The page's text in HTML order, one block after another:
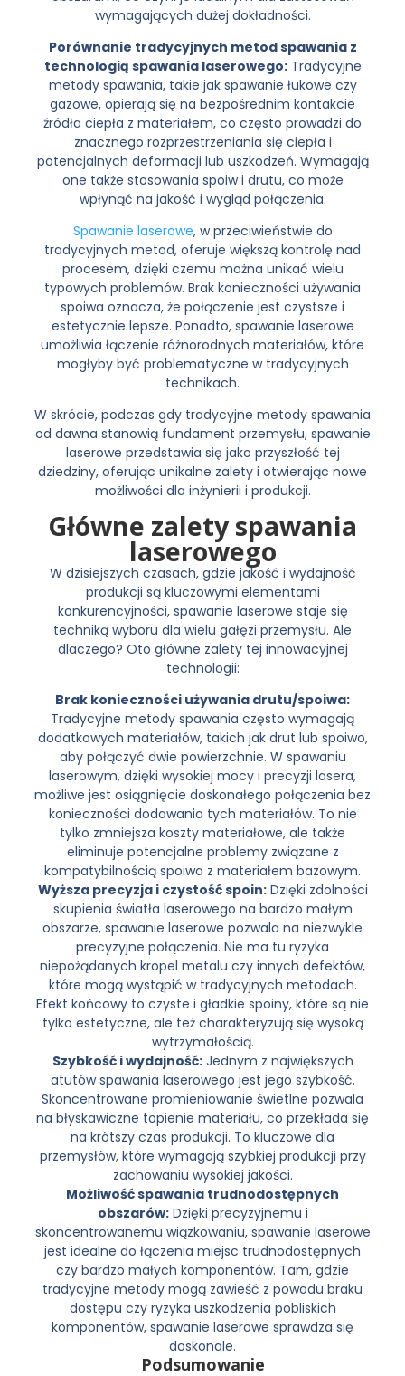
wymagających dużej dokładności.
Porównanie tradycyjnych metod spawania z
technologią spawania laserowego:Tradycyjne
metody spawania, takie jak spawanie łukowe czy
gazowe, opierają się na bezpośrednim kontakcie
źródła ciepła z materiałem, co często prowadzi do
znacznego rozprzestrzeniania się ciepła i
potencjalnych deformacji lub uszkodzeń. Wymagają
one także stosowania spoiw i drutu, co może
wpłynąć na jakość i wygląd połączenia.
Spawanie laserowe, w przeciwieństwie do
tradycyjnych metod, oferuje większą kontrolę nad
procesem, dzięki czemu można unikać wielu
typowych problemów. Brak konieczności używania
spoiwa oznacza, że połączenie jest czystsze i
estetycznie lepsze. Ponadto, spawanie laserowe
umożliwia łączenie różnorodnych materiałów, które
mogłyby być problematyczne w tradycyjnych
technikach.
W skrócie, podczas gdy tradycyjne metody spawania
od dawna stanowią fundament przemysłu, spawanie
laserowe przedstawia się jako przyszłość tej
dziedziny, oferując unikalne zalety i otwierając nowe
możliwości dla inżynierii i produkcji.
Główne zalety spawania
laserowego
W dzisiejszych czasach, gdzie jakość i wydajność
produkcji są kluczowymi elementami
konkurencyjności, spawanie laserowe staje się
techniką wyboru dla wielu gałęzi przemysłu. Ale
dlaczego? Oto główne zalety tej innowacyjnej
technologii:
Brak konieczności używania drutu/spoiwa:
Tradycyjne metody spawania często wymagają
dodatkowych materiałów, takich jak drut lub spoiwo,
aby połączyć dwie powierzchnie. W spawaniu
laserowym, dzięki wysokiej mocy i precyzji lasera,
możliwe jest osiągnięcie doskonałego połączenia bez
konieczności dodawania tych materiałów. To nie
tylko zmniejsza koszty materiałowe, ale także
eliminuje potencjalne problemy związane z
kompatybilnością spoiwa z materiałem bazowym.
Wyższa precyzja i czystość spoin:Dzięki zdolności
skupienia światła laserowego na bardzo małym
obszarze, spawanie laserowe pozwala na niezwykle
precyzyjne połączenia. Nie ma tu ryzyka
niepożądanych kropel metalu czy innych defektów,
które mogą wystąpić w tradycyjnych metodach.
Efekt końcowy to czyste i gładkie spoiny, które są nie
tylko estetyczne, ale też charakteryzują się wysoką
wytrzymałością.
Szybkość i wydajność:Jednym z największych
atutów spawania laserowego jest jego szybkość.
Skoncentrowane promieniowanie świetlne pozwala
na błyskawiczne topienie materiału, co przekłada się
na krótszy czas produkcji. To kluczowe dla
przemysłów, które wymagają szybkiej produkcji przy
zachowaniu wysokiej jakości.
Możliwość spawania trudnodostępnych
obszarów:Dzięki precyzyjnemu i
skoncentrowanemu wiązkowaniu, spawanie laserowe
jest idealne do łączenia miejsc trudnodostępnych
czy bardzo małych komponentów. Tam, gdzie
tradycyjne metody mogą zawieść z powodu braku
dostępu czy ryzyka uszkodzenia pobliskich
komponentów, spawanie laserowe sprawdza się
doskonale.
Podsumowanie